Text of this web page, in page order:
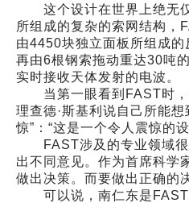
这个设计在世界上绝无仅
所组成的复杂的索网结构，
由4450块独立面板所组成的
再由6根钢索拖动重达30吨
实时接收天体发射的电波。
当第一眼看到FAST时，
理查德·斯基利说自己所能想
惊”：“这是一个令人震惊的
FAST涉及的专业领域很
出不同意见。作为首席科学
做出决策。而要做出正确的
可以说，南仁东是FAST